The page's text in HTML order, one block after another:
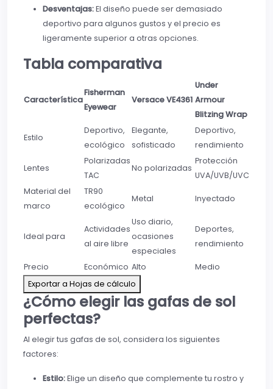
Desventajas:El diseño puede ser demasiado
deportivo para algunos gustos y el precio es
ligeramente superior a otras opciones.
Tabla comparativa
Característica
Fisherman
Eyewear
Versace VE4361
Under
Armour
Blitzing Wrap
Estilo
Deportivo,
ecológico
Elegante,
sofisticado
Deportivo,
rendimiento
Lentes
Polarizadas
TAC
No polarizadas
Protección
UVA/UVB/UVC
Material del
marco
TR90
ecológico
Metal Inyectado
Ideal para
Actividades
al aire libre
Uso diario,
ocasiones
especiales
Deportes,
rendimiento
Precio Económico Alto
Medio
Exportar a Hojas de cálculo
¿Cómo elegir las gafas de sol
perfectas?
Al elegir tus gafas de sol, considera los siguientes
factores:
Estilo:Elige un diseño que complemente tu rostro y